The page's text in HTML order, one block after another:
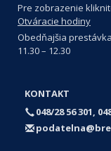
Pre zobrazenie
Otváracie hodiny
Obedňajšia prestávka
11.30 – 12.30
KONTAKT
048/28 56 301,